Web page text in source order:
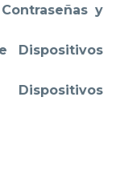
y
Dispositivos